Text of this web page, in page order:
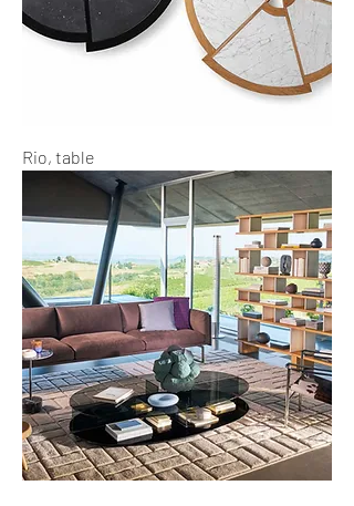
Rio, table